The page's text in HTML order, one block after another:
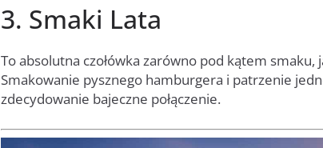
3. Smaki Lata
To absolutna czołówka zarówno pod kątem smaku,
Smakowanie pysznego hamburgera i patrzenie
zdecydowanie bajeczne połączenie.